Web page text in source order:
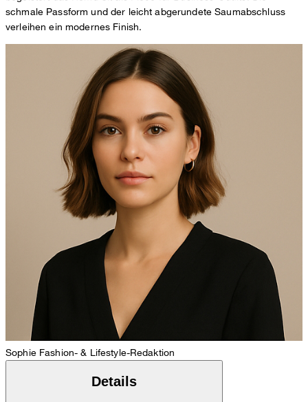
schmale Passform und der leicht abgerundete Saumabschluss
verleihen ein modernes Finish.
Sophie Fashion- & Lifestyle-Redaktion
Details